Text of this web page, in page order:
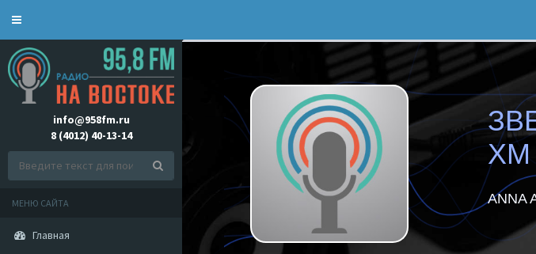
Toggle
info@958fm.ru
8 (4012) 40-13-14
МЕНЮ САЙТА
Главная
ANNA